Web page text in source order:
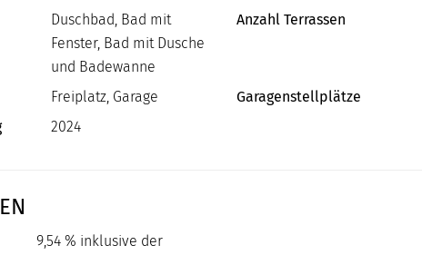
Duschbad, Bad mit
Fenster, Bad mit Dusche
und Badewanne
Anzahl Terrassen
Freiplatz, Garage Garagenstellplätze
2024
9,54 % inklusive der